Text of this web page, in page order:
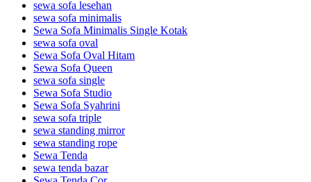
sewa sofa lesehan
sewa sofa minimalis
Sewa Sofa Minimalis Single Kotak
sewa sofa oval
Sewa Sofa Oval Hitam
Sewa Sofa Queen
sewa sofa single
Sewa Sofa Studio
Sewa Sofa Syahrini
sewa sofa triple
sewa standing mirror
sewa standing rope
Sewa Tenda
sewa tenda bazar